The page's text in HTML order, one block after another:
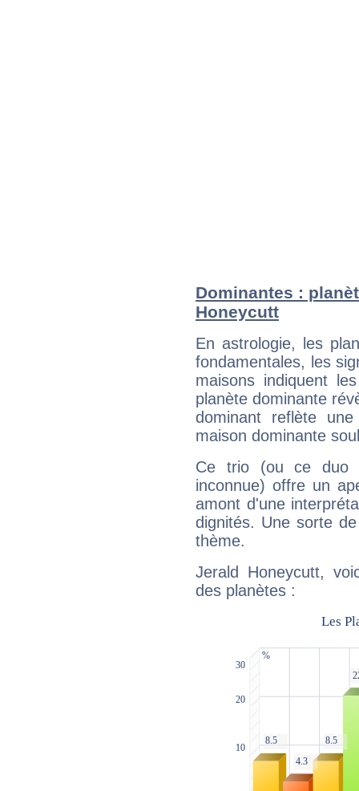
Dominantes :
Honeycutt
En astrologie, les
fondamentales, les
maisons indiquent
planète dominante
dominant reflète
maison dominante
Ce trio (ou ce duo
inconnue) offre un
amont d'une
dignités. Une sorte
thème.
Jerald Honeycutt,
des planètes :